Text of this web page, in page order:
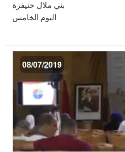
اليوم الخامس
08/07/2019